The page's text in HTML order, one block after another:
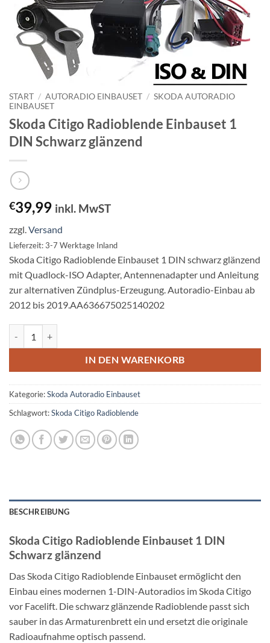
START / AUTORADIO EINBAUSET / SKODA AUTORADIO
EINBAUSET
Skoda Citigo Radioblende Einbauset 1
DIN Schwarz glänzend
€39,99 inkl. MwST
zzgl. Versand
Lieferzeit: 3-7 Werktage Inland
Skoda Citigo Radioblende Einbauset 1 DIN schwarz glänzend
mit Quadlock-ISO Adapter, Antennenadapter und Anleitung
zur alternativen Zündplus-Erzeugung. Autoradio-Einbau ab
2012 bis 2019.AA636675025140202
IN DEN WARENKORB
Kategorie:Skoda Autoradio Einbauset
Schlagwort:Skoda Citigo Radioblende
BESCHREIBUNG
Skoda Citigo Radioblende Einbauset 1 DIN
Schwarz glänzend
Das Skoda Citigo Radioblende Einbauset ermöglicht den
Einbau eines modernen 1-DIN-Autoradios im Skoda Citigo
vor Facelift. Die schwarz glänzende Radioblende passt sich
sauber in das Armaturenbrett ein und ersetzt die originale
Radioaufnahme optisch passend.